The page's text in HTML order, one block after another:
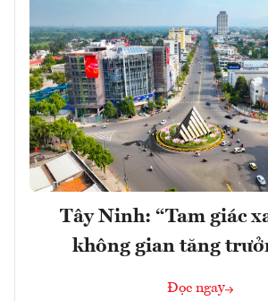
Tây Ninh: “Tam giác
không gian tăng
Đọc ngay